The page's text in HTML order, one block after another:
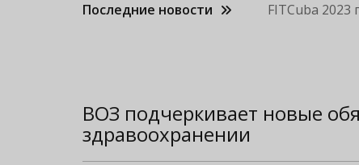
Последние новости FITCuba
ВОЗ подчеркивает новые
здравоохранении